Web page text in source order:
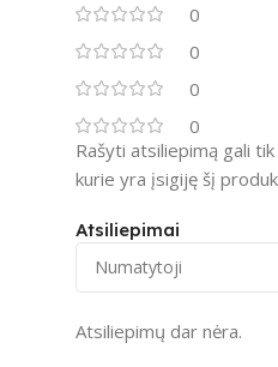
0
0
0
0
Atsiliepimai
Atsiliepimų dar nėra.
Rašyti atsiliepimą gali
kurie yra įsigiję šį